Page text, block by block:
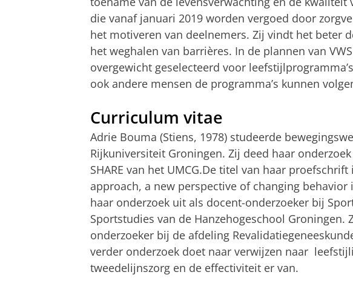
die vanaf januari 2019 worden vergoed door
het motiveren van deelnemers. Zij vindt het beter
het weghalen van barrières. In de plannen van
overgewicht geselecteerd voor
ook andere mensen de programma’s kunnen
Curriculum vitae
Adrie Bouma (Stiens, 1978) studeerde
Rijkuniversiteit Groningen. Zij deed haar
SHARE van het UMCG.De titel van haar proefschrift
approach, a new perspective of changing behavior
haar onderzoek uit als docent-onderzoeker bij
Sportstudies van de Hanzehogeschool Groningen.
onderzoeker bij de afdeling
verder onderzoek doet naar verwijzen naar
tweedelijnszorg en de effectiviteit er van.